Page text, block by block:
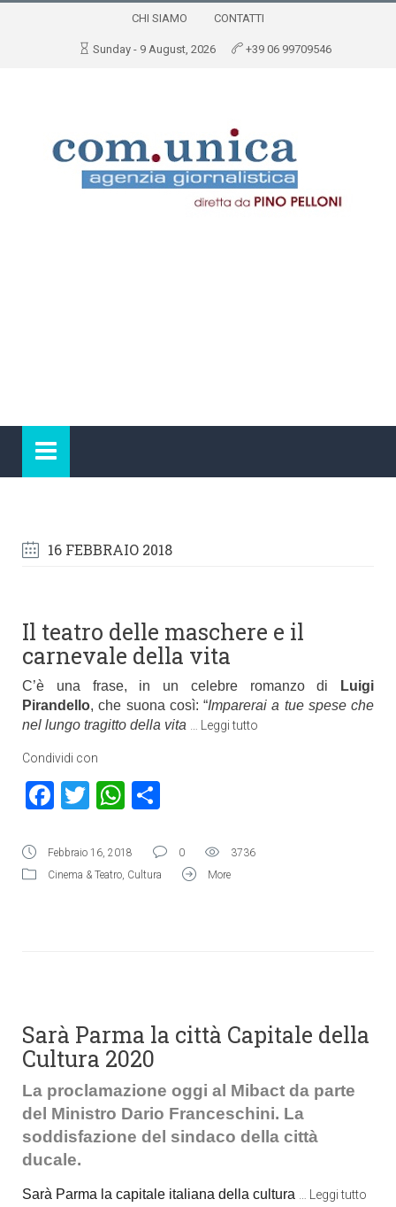
CHI SIAMO CONTATTI
Sunday - 9 August, 2026 +39 06 99709546
16 FEBBRAIO 2018
Il teatro delle maschere e il
carnevale della vita
C’è una frase, in un celebre romanzo di
Luigi
Pirandello, che suona così: “Imparerai a tue spese che
nel lungo tragitto della vita
Leggi tutto
Condividi con
Facebook
TwitterWhatsApp
Febbraio 16, 2018 0
3736
Cinema & Teatro, Cultura More
Sarà Parma la città Capitale della
Cultura 2020
La proclamazione oggi al Mibact da parte
del Ministro Dario Franceschini. La
soddisfazione del sindaco della città
ducale.
Sarà Parma la capitale italiana della cultura Leggi tutto